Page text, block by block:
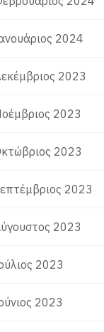
2024
2023
2023
2023
2023
2023
2023
2023